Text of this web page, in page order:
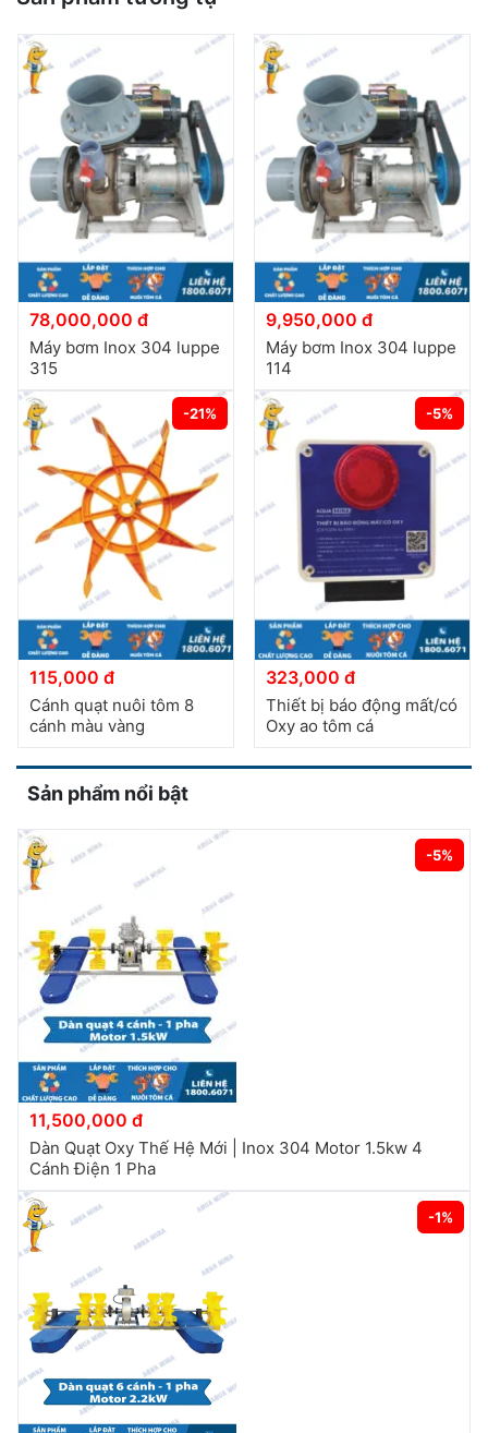
78,000,000 đ
Máy bơm Inox 304 luppe
315
9,950,000 đ
Máy bơm Inox 304 luppe
114
-21%
115,000 đ
Cánh quạt nuôi tôm 8
cánh màu vàng
-5%
323,000 đ
Thiết bị báo động mất/có
Oxy ao tôm cá
Sản phẩm nổi bật
-5%
11,500,000 đ
Dàn Quạt Oxy Thế Hệ Mới | Inox 304 Motor 1.5kw 4
Cánh Điện 1 Pha
-1%